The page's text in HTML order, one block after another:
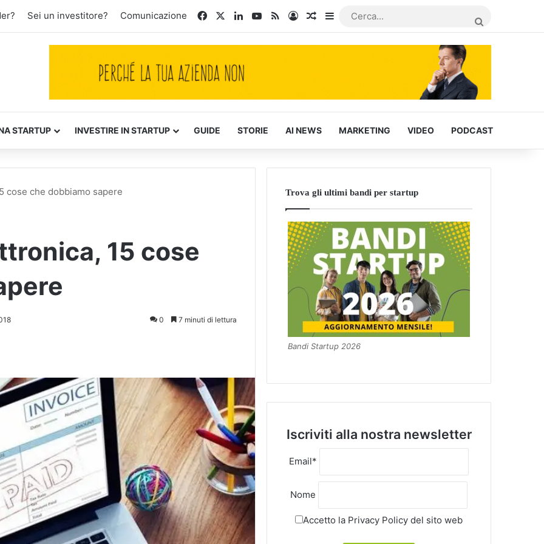
Sei un investitore? Comunicazione FacebookLinkedInYou Tube
RSSAccediArticoli Casuali
Barra laterale
STARTUP INVESTIRE IN STARTUP GUIDE STORIE AI NEWS MARKETING VIDEO PODCAST
cose che dobbiamo sapere
15 cose
0 7 minuti di lettura
Trova gli ultimi bandi per startup
Bandi Startup 2026
Iscriviti alla nostra newsletter
Email*
Nome
Accetto la Privacy Policy del sito web